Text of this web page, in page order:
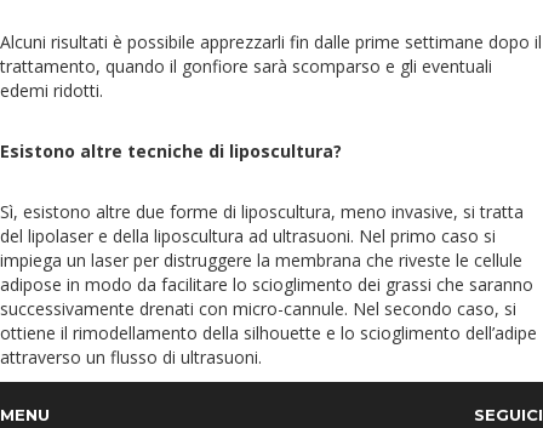
Alcuni risultati è possibile apprezzarli fin dalle prime settimane dopo il
trattamento, quando il gonfiore sarà scomparso e gli eventuali
edemi ridotti.
Esistono altre tecniche di liposcultura?
Sì, esistono altre due forme di liposcultura, meno invasive, si tratta
del lipolaser e della liposcultura ad ultrasuoni. Nel primo caso si
impiega un laser per distruggere la membrana che riveste le cellule
adipose in modo da facilitare lo scioglimento dei grassi che saranno
successivamente drenati con micro-cannule. Nel secondo caso, si
ottiene il rimodellamento della silhouette e lo scioglimento dell’adipe
attraverso un flusso di ultrasuoni.
MENU
SEGUICI